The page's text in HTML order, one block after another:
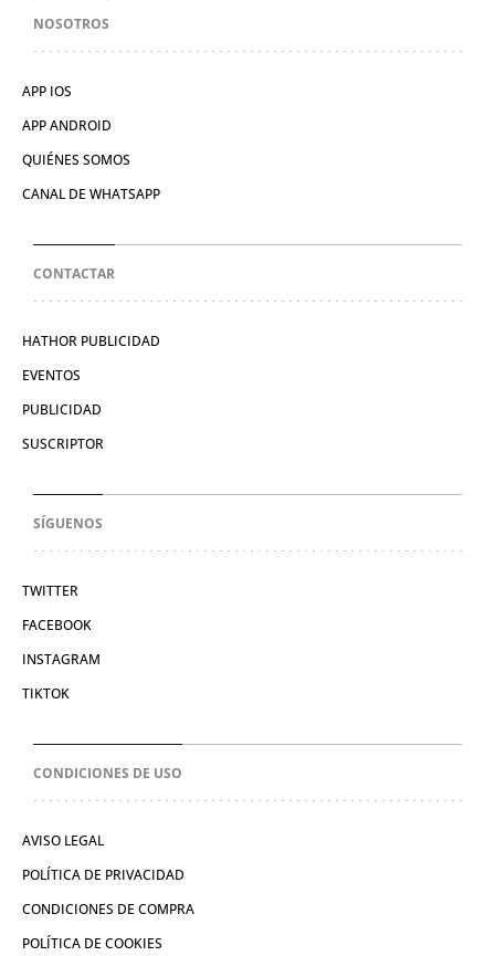
NOSOTROS
APP IOS
APP ANDROID
QUIÉNES SOMOS
CANAL DE WHATSAPP
CONTACTAR
HATHOR PUBLICIDAD
EVENTOS
PUBLICIDAD
SUSCRIPTOR
SÍGUENOS
TWITTER
FACEBOOK
INSTAGRAM
TIKTOK
CONDICIONES DE USO
AVISO LEGAL
POLÍTICA DE PRIVACIDAD
CONDICIONES DE COMPRA
POLÍTICA DE COOKIES